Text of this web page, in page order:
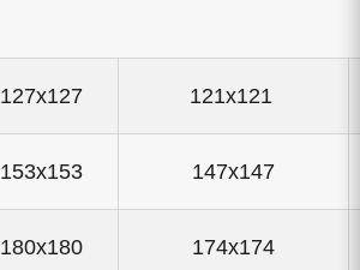
127x127 121x121
153x153 147x147
180x180 174x174